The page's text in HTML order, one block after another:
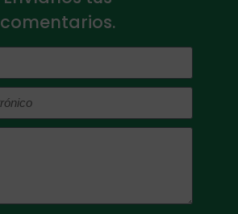
comentarios.